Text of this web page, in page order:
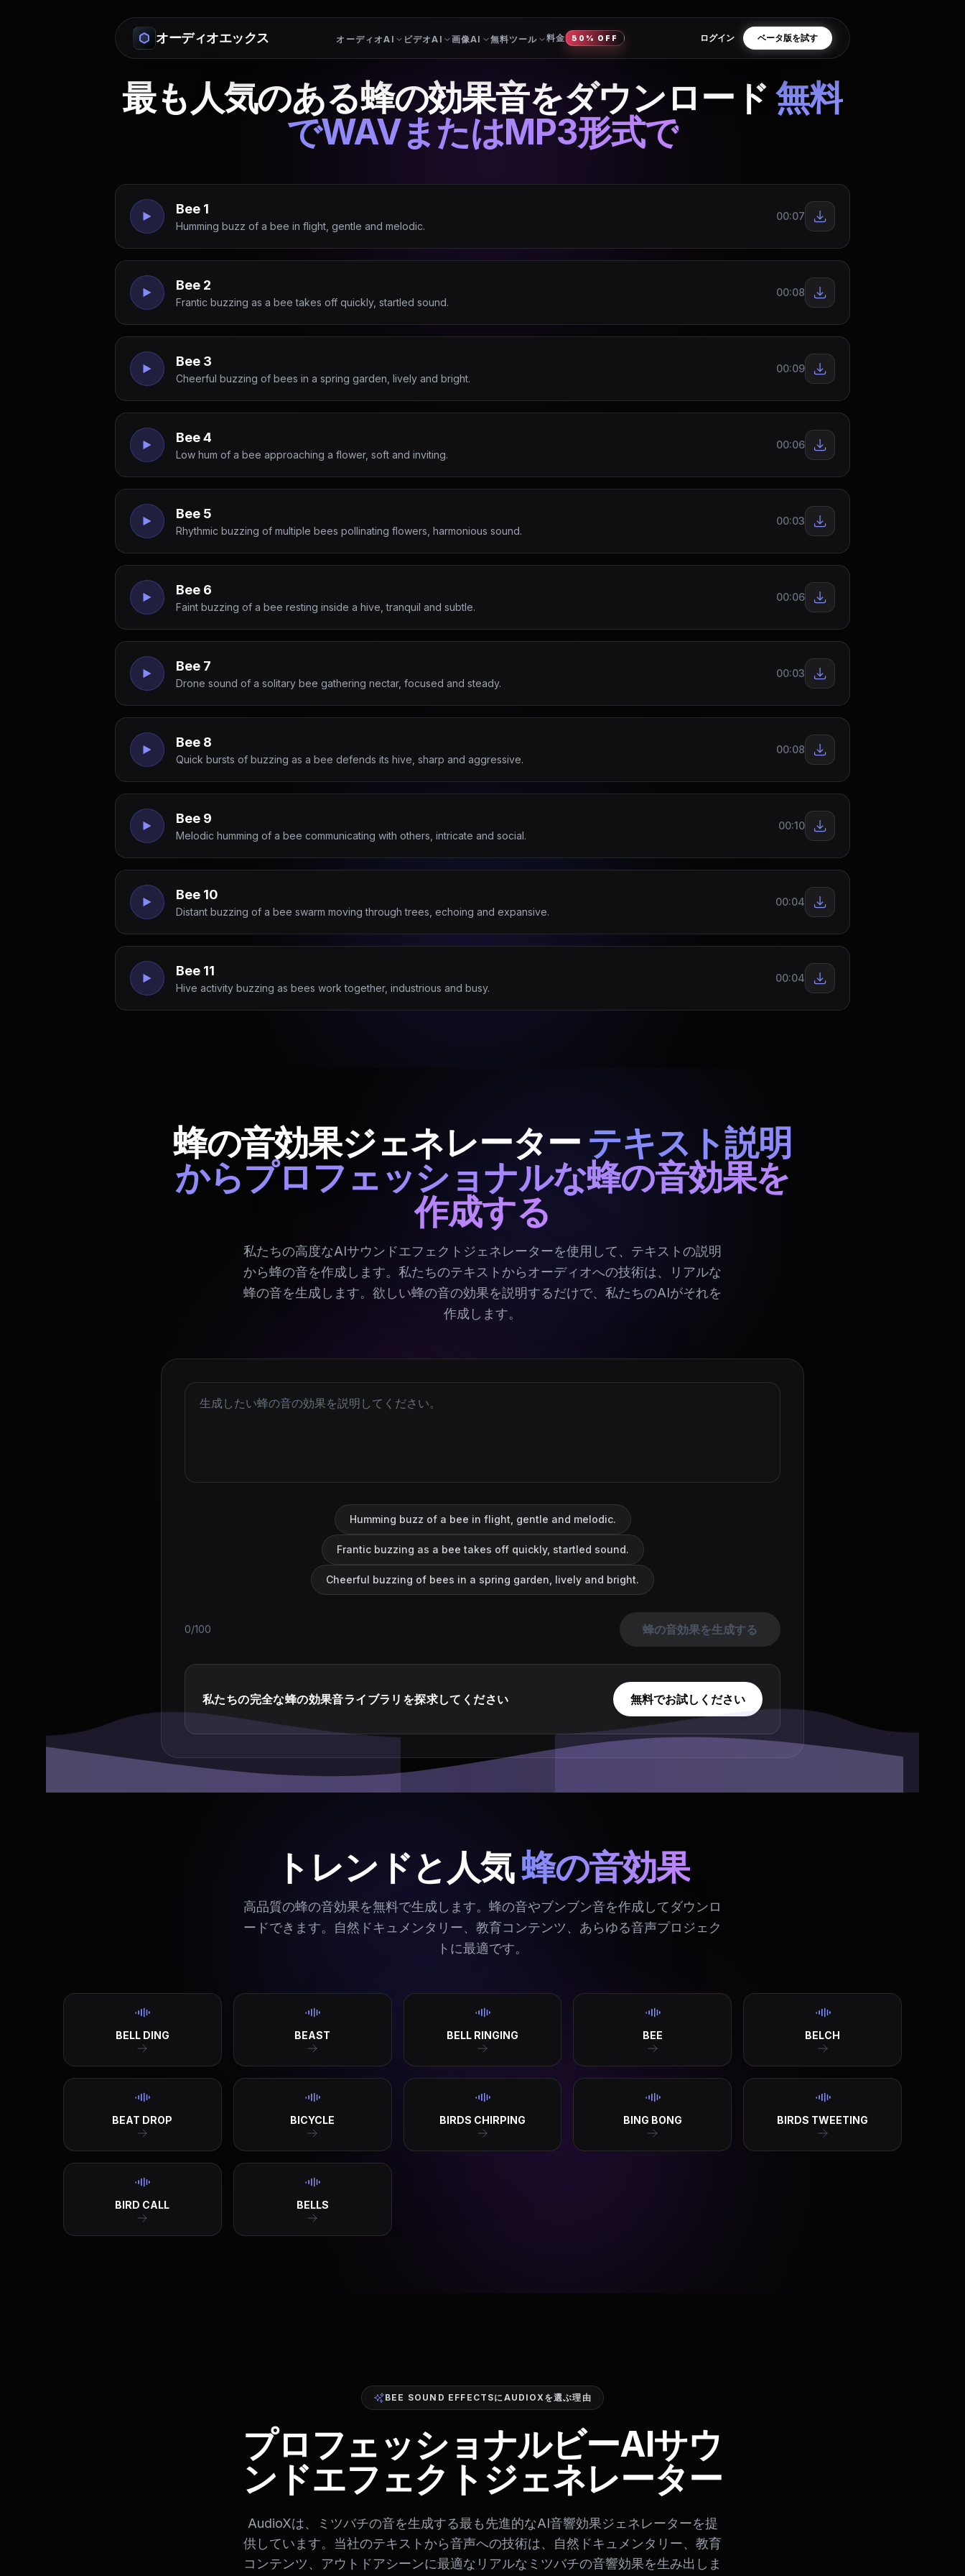
オーディオエックス オーディオAI ビデオAI 画像AI 無料ツール 料金 50% OFF ログイン ベータ版を試す
最も人気のある蜂の効果音をダウンロード 無料
でWAVまたはMP3形式で
Bee 1
Humming buzz of a bee in flight, gentle and melodic.
00:07
Bee 2
Frantic buzzing as a bee takes off quickly, startled sound.
00:08
Bee 3
Cheerful buzzing of bees in a spring garden, lively and bright.
00:09
Bee 4
Low hum of a bee approaching a flower, soft and inviting.
00:06
Bee 5
Rhythmic buzzing of multiple bees pollinating flowers, harmonious sound.
00:03
Bee 6
Faint buzzing of a bee resting inside a hive, tranquil and subtle.
00:06
Bee 7
Drone sound of a solitary bee gathering nectar, focused and steady.
00:03
Bee 8
Quick bursts of buzzing as a bee defends its hive, sharp and aggressive.
00:08
Bee 9
Melodic humming of a bee communicating with others, intricate and social.
00:10
Bee 10
Distant buzzing of a bee swarm moving through trees, echoing and expansive.
00:04
Bee 11
Hive activity buzzing as bees work together, industrious and busy.
00:04
蜂の音効果ジェネレーター テキスト説明
からプロフェッショナルな蜂の音効果を
作成する
私たちの高度なAIサウンドエフェクトジェネレーターを使用して、テキストの説明
から蜂の音を作成します。私たちのテキストからオーディオへの技術は、リアルな
蜂の音を生成します。欲しい蜂の音の効果を説明するだけで、私たちのAIがそれを
作成します。
Humming buzz of a bee in flight, gentle and melodic.
Frantic buzzing as a bee takes off quickly, startled sound.
Cheerful buzzing of bees in a spring garden, lively and bright.
0/100 蜂の音効果を生成する
私たちの完全な蜂の効果音ライブラリを探求してください 無料でお試しください
トレンドと人気蜂の音効果
高品質の蜂の音効果を無料で生成します。蜂の音やブンブン音を作成してダウンロ
ードできます。自然ドキュメンタリー、教育コンテンツ、あらゆる音声プロジェク
トに最適です。
BELL DING BEAST BELL RINGING BEE BELCH
BEAT DROP BICYCLE BIRDS CHIRPING BING BONG BIRDS TWEETING
BIRD CALL BELLS
BEE SOUND EFFECTSにAUDIOXを選ぶ理由
プロフェッショナルビーAIサウ
ンドエフェクトジェネレーター
AudioXは、ミツバチの音を生成する最も先進的なAI音響効果ジェネレーターを提
供しています。当社のテキストから音声への技術は、自然ドキュメンタリー、教育
コンテンツ、アウトドアシーンに最適なリアルなミツバチの音響効果を生み出しま